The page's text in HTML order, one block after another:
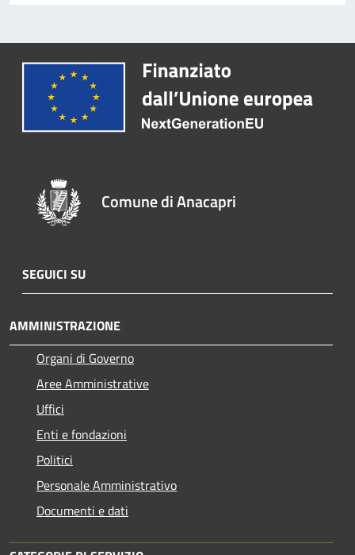
Comune di Anacapri
SEGUICI SU
AMMINISTRAZIONE
Organi di Governo
Aree Amministrative
Uffici
Enti e fondazioni
Politici
Personale Amministrativo
Documenti e dati